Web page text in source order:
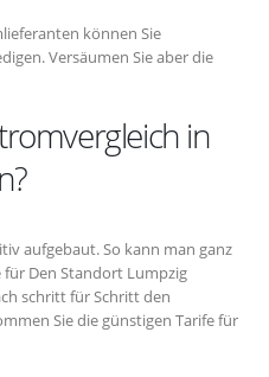
können Sie
Versäumen Sie aber die
in
aufgebaut. So kann man ganz
Den Standort Lumpzig
schritt für Schritt den
Sie die günstigen Tarife für